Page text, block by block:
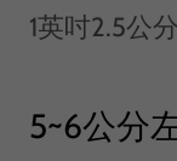
1英吋2.5公
5~6公分